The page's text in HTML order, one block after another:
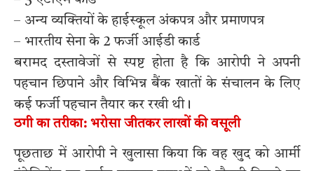
– अन्य व्यक्तियों के हाईस्कूल अंकपत्र और प्रमाणपत्र
– भारतीय सेना के 2 फर्जी आईडी कार्ड
बरामद दस्तावेजों से स्पष्ट होता है कि आरोपी ने अपनी
पहचान छिपाने और विभिन्न बैंक खातों के संचालन के लिए
कई फर्जी पहचान तैयार कर रखी थी।
ठगी का तरीका: भरोसा जीतकर लाखों की वसूली
पूछताछ में आरोपी ने खुलासा किया कि वह खुद को आर्मी